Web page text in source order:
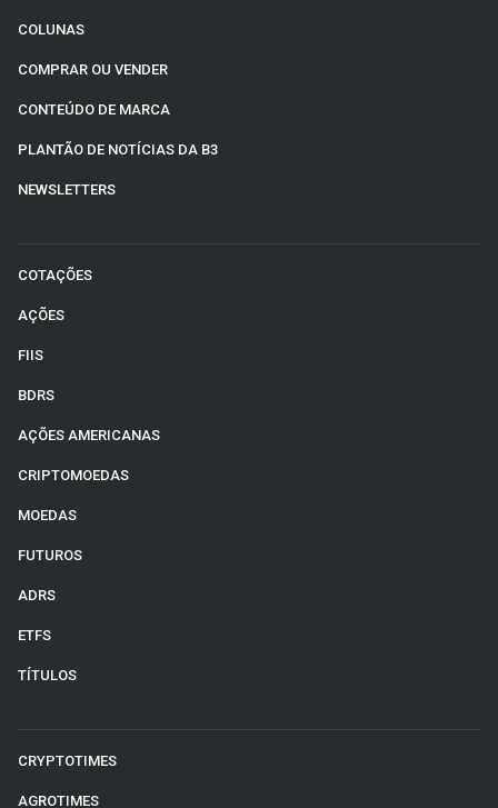
COLUNAS
COMPRAR OU VENDER
CONTEÚDO DE MARCA
PLANTÃO DE NOTÍCIAS DA B3
NEWSLETTERS
COTAÇÕES
AÇÕES
FIIS
BDRS
AÇÕES AMERICANAS
CRIPTOMOEDAS
MOEDAS
FUTUROS
ADRS
ETFS
TÍTULOS
CRYPTOTIMES
AGROTIMES